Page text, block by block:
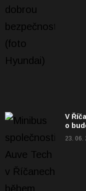
V
o
23. 06.